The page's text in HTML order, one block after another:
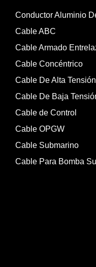
Conductor Aluminio
Cable ABC
Cable Armado
Cable Concéntrico
Cable De Alta Tensión
Cable De Baja
Cable de Control
Cable OPGW
Cable Submarino
Cable Para Bomba